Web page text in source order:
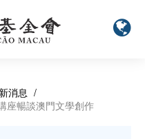
消息 /
座暢談澳門文學創作